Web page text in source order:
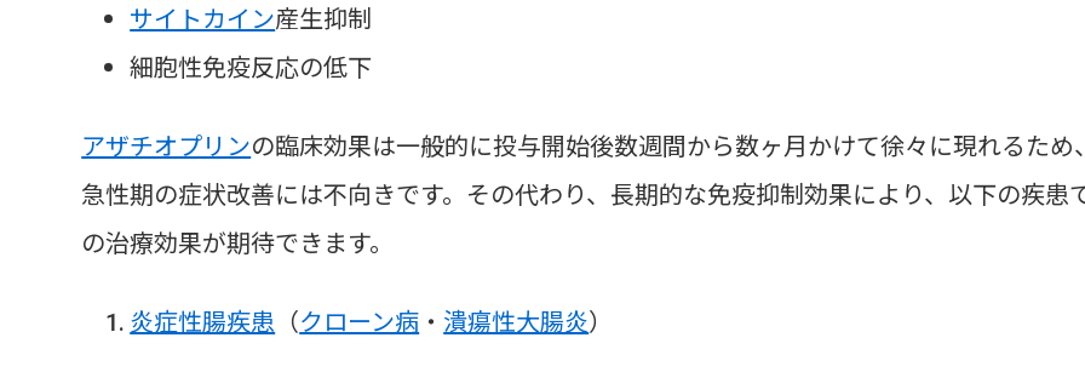
サイトカイン産生抑制
細胞性免疫反応の低下
アザチオプリンの臨床効果は一般的に投与開始後数週間から数ヶ月かけて徐々に現れるため
急性期の症状改善には不向きです。その代わり、長期的な免疫抑制効果により、以下の疾患
の治療効果が期待できます。
炎症性腸疾患 （クローン病 ・ 潰瘍性大腸炎）